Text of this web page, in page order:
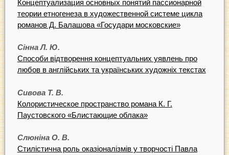
Концептуализация основных понятий пассионарной
теории етногенеза в художественной системе цикла
романов Д. Балашова «Государи московские»
Сінна Л. Ю.
Способи відтворення концептуальних уявлень про
любов в англійських та українських художніх текстах
Сивова Т. В.
Колористическое пространство романа К. Г.
Паустовского «Блистающие облака»
Слюніна О. В.
Стилістична роль оказіоналізмів у творчості Павла